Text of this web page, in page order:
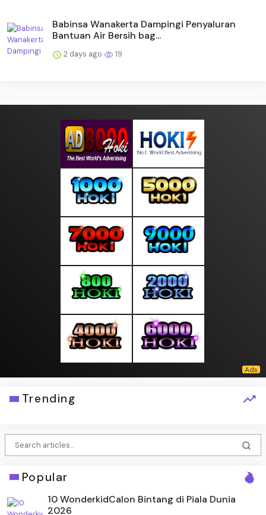
Babinsa Wanakerta Dampingi Penyaluran
Bantuan Air Bersih bag...
2 days ago 19
Trending
Popular
10 WonderkidCalon Bintang di Piala Dunia
2026